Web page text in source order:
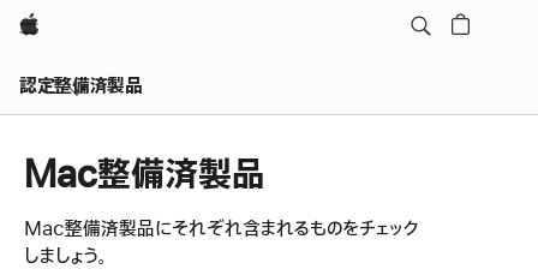
Apple
認定整備済製品
Mac整備済製品
Mac整備済製品にそれぞれ含まれるものをチェック
しましょう。